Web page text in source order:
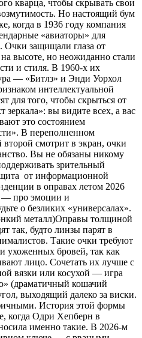
кварца, чтобы скрывать свои
Но настоящий бум
когда в 1936 году компания
«авиаторы» для
Очки защищали глаза от
высоте, но неожиданно стали
и стиля. В 1960-х их
— «Битлз» и Энди Уорхол
интеллектуальной
для того, чтобы скрыться от
зеркала»: вы видите всех, а вас
это состоянием
В переполненном
смотрит в экран, очки
Вы не обязаны никому
зрительный
от информационной
в оправах летом 2026
— про эмоции и
о безликих «универсалах».
металл)Оправы толщиной
так, будто линзы парят в
Такие очки требуют
ухоженных бровей, так как
лицо. Сочетать их лучше с
вязки или косухой — игра
(драматичный кошачий
выходящий далеко за виски.
История этой формы
когда Одри Хепберн в
именно такие. В 2026-м